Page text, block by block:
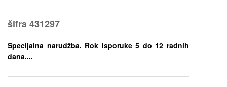
šifra431297
Specijalna narudžba. Rok isporuke 5 do 12 radnih
dana....